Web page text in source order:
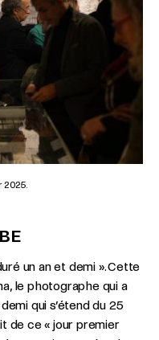
2025.
un an et demi ». Cette
le photographe qui a
qui s’étend du 25
de ce « jour premier